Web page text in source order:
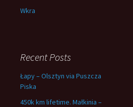
Wkra
Recent Posts
Łapy – Olsztyn via Puszcza
Piska
450k km lifetime. Małkinia –